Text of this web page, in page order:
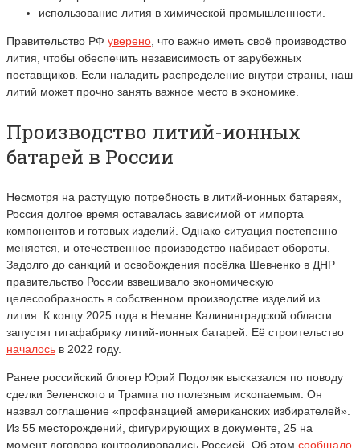
использование лития в химической промышленности.
Правительство РФ уверено , что важно иметь своё производство
лития, чтобы обеспечить независимость от зарубежных
поставщиков. Если наладить распределение внутри страны, наш
литий может прочно занять важное место в экономике.
Производство литий-ионных
батарей в России
Несмотря на растущую потребность в литий-ионных батареях,
Россия долгое время оставалась зависимой от импорта
компонентов и готовых изделий. Однако ситуация постепенно
меняется, и отечественное производство набирает обороты.
Задолго до санкций и освобождения посёлка Шевченко в ДНР
правительство России взвешивало экономическую
целесообразность в собственном производстве изделий из
лития. К концу 2025 года в Немане Калининградской области
запустят гигафабрику литий-ионных батарей. Её строительство
началось в 2022 году.
Ранее российский блогер Юрий Подоляк высказался по поводу
сделки Зеленского и Трампа по полезным ископаемым. Он
назвал соглашение «профанацией американских избирателей».
Из 55 месторождений, фигурирующих в документе, 25 на
момент договора контролировались Россией. Об этом сообщало